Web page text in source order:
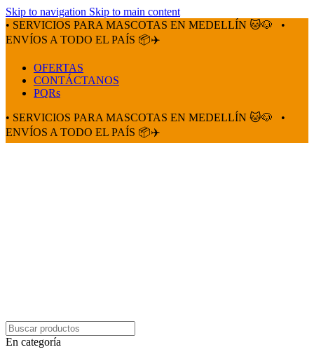
Skip to navigation Skip to main content
• SERVICIOS PARA MASCOTAS EN MEDELLÍN 🐱🐶
•
ENVÍOS A TODO EL PAÍS 📦✈️
OFERTAS
CONTÁCTANOS
PQRs
• SERVICIOS PARA MASCOTAS EN MEDELLÍN 🐱🐶
•
ENVÍOS A TODO EL PAÍS 📦✈️
En categoría